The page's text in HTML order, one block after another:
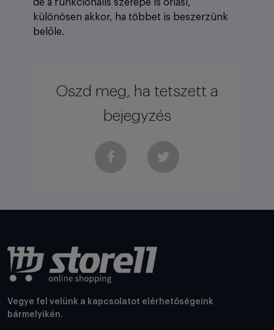
de a funkcionális szerepe is óriási,
különösen akkor, ha többet is beszerzünk
belőle.
Oszd meg, ha tetszett a
bejegyzés
Vegye fel velünk a kapcsolatot elérhetőségeink
bármelyikén.